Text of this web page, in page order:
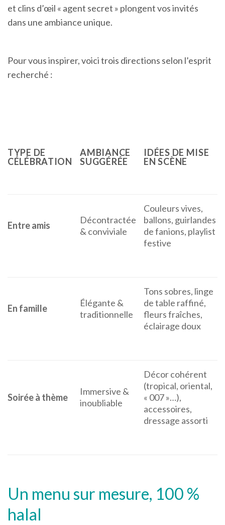
et clins d’œil « agent secret » plongent vos invités
dans une ambiance unique.
Pour vous inspirer, voici trois directions selon l’esprit
recherché :
TYPE DE
CÉLÉBRATION
AMBIANCE
SUGGÉRÉE
IDÉES DE MISE
EN SCÈNE
Entre amis
Décontractée
& conviviale
Couleurs vives,
ballons, guirlandes
de fanions, playlist
festive
En famille
Élégante &
traditionnelle
Tons sobres, linge
de table raffiné,
fleurs fraîches,
éclairage doux
Soirée à thème
Immersive &
inoubliable
Décor cohérent
(tropical, oriental,
« 007 »…),
accessoires,
dressage assorti
Un menu sur mesure, 100 %
halal